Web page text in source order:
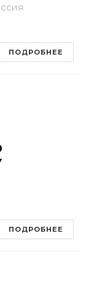
ПОДРОБНЕЕ
ПОДРОБНЕЕ